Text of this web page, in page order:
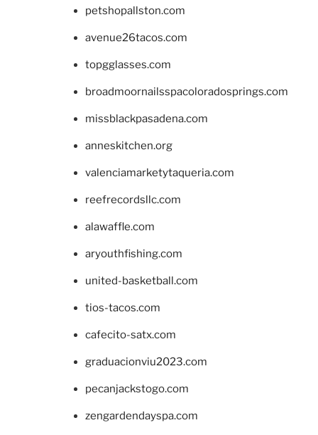
petshopallston.com
avenue26tacos.com
topgglasses.com
broadmoornailsspacoloradosprings.com
missblackpasadena.com
anneskitchen.org
valenciamarketytaqueria.com
reefrecordsllc.com
alawaffle.com
aryouthfishing.com
united-basketball.com
tios-tacos.com
cafecito-satx.com
graduacionviu2023.com
pecanjackstogo.com
zengardendayspa.com